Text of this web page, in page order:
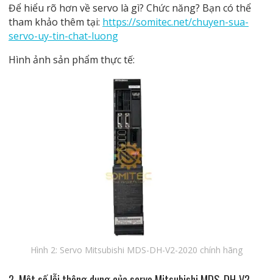
Để hiểu rõ hơn về servo là gì? Chức năng? Bạn có thể
tham khảo thêm tại: https://somitec.net/chuyen-sua-
servo-uy-tin-chat-luong
Hình ảnh sản phẩm thực tế:
Hình 2: Servo Mitsubishi MDS-DH-V2-2020 chính hãng